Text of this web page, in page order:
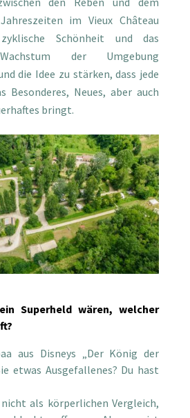
im Vieux Château
Schönheit und das
der Umgebung
die Idee zu stärken, dass jede
Besonderes, Neues, aber auch
bringt.
Superheld wären, welcher
aus Disneys „Der König der
etwas Ausgefallenes? Du hast
als körperlichen Vergleich,